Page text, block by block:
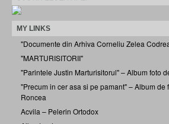
MY LINKS
"Documente din Arhiva Corneliu Zelea
"MARTURISITORII"
"Parintele Justin Marturisitorul" – Album foto
"Precum in cer asa si pe pamant" – Album
Roncea
Acvila – Pelerin Ortodox